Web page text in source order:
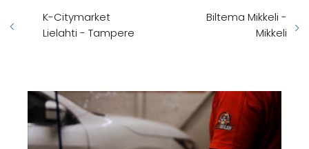
K-Citymarket
Lielahti - Tampere
Biltema Mikkeli -
Mikkeli